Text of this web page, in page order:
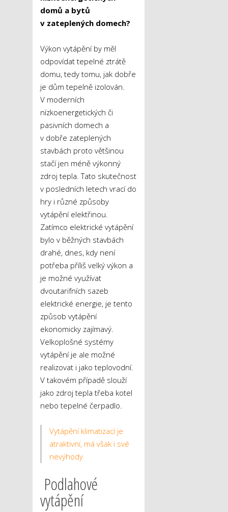
domů a bytů
v zateplených domech?
Výkon vytápění by měl
odpovídat tepelné ztrátě
domu, tedy tomu, jak dobře
je dům tepelně izolován.
V moderních
nízkoenergetických či
pasivních domech a
v dobře zateplených
stavbách proto většinou
stačí jen méně výkonný
zdroj tepla. Tato skutečnost
v posledních letech vrací do
hry i různé způsoby
vytápění elektřinou.
Zatímco elektrické vytápění
bylo v běžných stavbách
drahé, dnes, kdy není
potřeba příliš velký výkon a
je možné využívat
dvoutarifních sazeb
elektrické energie, je tento
způsob vytápění
ekonomicky zajímavý.
Velkoplošné systémy
vytápění je ale možné
realizovat i jako teplovodní.
V takovém případě slouží
jako zdroj tepla třeba kotel
nebo tepelné čerpadlo.
Vytápění klimatizací je
atraktivní, má však i své
nevýhody
Podlahové
vytápění